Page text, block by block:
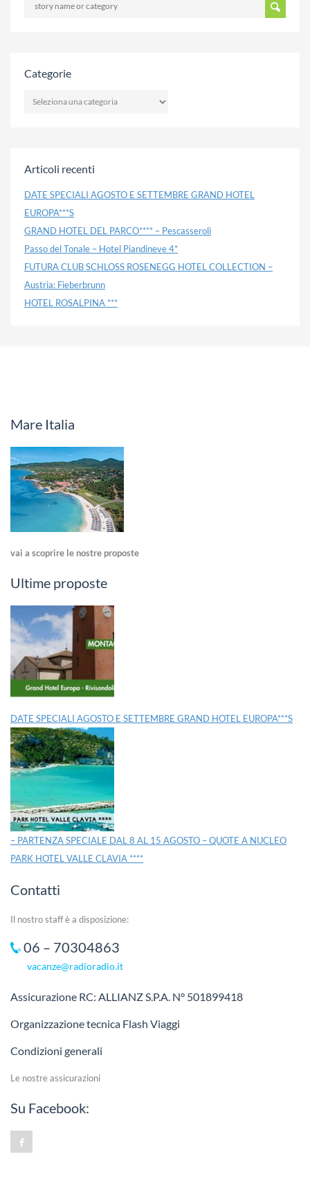
Categorie
Articoli recenti
DATE SPECIALI AGOSTO E SETTEMBRE GRAND HOTEL
EUROPA***S
GRAND HOTEL DEL PARCO**** – Pescasseroli
Passo del Tonale – Hotel Piandineve 4*
FUTURA CLUB SCHLOSS ROSENEGG HOTEL COLLECTION –
Austria: Fieberbrunn
HOTEL ROSALPINA ***
Mare Italia
vai a scoprire le nostre proposte
Ultime proposte
DATE SPECIALI AGOSTO E SETTEMBRE GRAND HOTEL EUROPA***S
– PARTENZA SPECIALE DAL 8 AL 15 AGOSTO – QUOTE A NUCLEO
PARK HOTEL VALLE CLAVIA ****
Contatti
Il nostro staff è a disposizione:
06 – 70304863
vacanze@radioradio.it
Assicurazione RC: ALLIANZ S.P.A. N° 501899418
Organizzazione tecnica Flash Viaggi
Condizioni generali
Le nostre assicurazioni
Su Facebook: